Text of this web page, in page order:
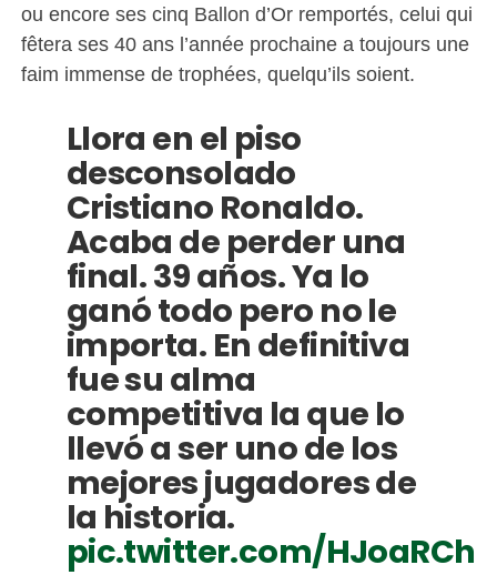
ou encore ses cinq Ballon d’Or remportés, celui qui
fêtera ses 40 ans l’année prochaine a toujours une
faim immense de trophées, quelqu’ils soient.
Llora en el piso
desconsolado
Cristiano Ronaldo.
Acaba de perder una
final. 39 años. Ya lo
ganó todo pero no le
importa. En definitiva
fue su alma
competitiva la que lo
llevó a ser uno de los
mejores jugadores de
la historia.
pic.twitter.com/